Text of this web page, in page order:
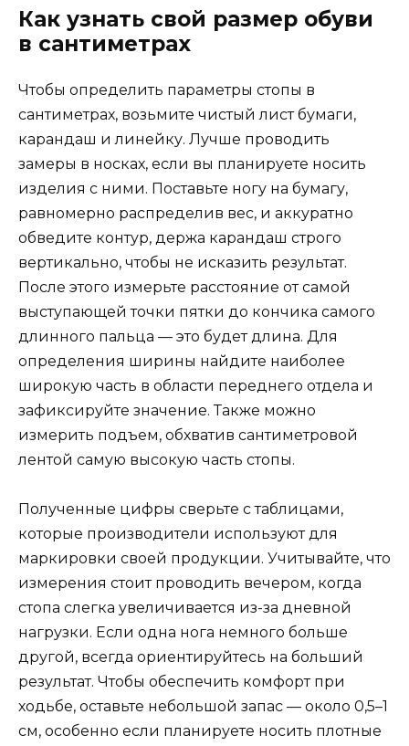
Как узнать свой размер обуви
в сантиметрах
Чтобы определить параметры стопы в
сантиметрах, возьмите чистый лист бумаги,
карандаш и линейку. Лучше проводить
замеры в носках, если вы планируете носить
изделия с ними. Поставьте ногу на бумагу,
равномерно распределив вес, и аккуратно
обведите контур, держа карандаш строго
вертикально, чтобы не исказить результат.
После этого измерьте расстояние от самой
выступающей точки пятки до кончика самого
длинного пальца — это будет длина. Для
определения ширины найдите наиболее
широкую часть в области переднего отдела и
зафиксируйте значение. Также можно
измерить подъем, обхватив сантиметровой
лентой самую высокую часть стопы.
Полученные цифры сверьте с таблицами,
которые производители используют для
маркировки своей продукции. Учитывайте, что
измерения стоит проводить вечером, когда
стопа слегка увеличивается из-за дневной
нагрузки. Если одна нога немного больше
другой, всегда ориентируйтесь на больший
результат. Чтобы обеспечить комфорт при
ходьбе, оставьте небольшой запас — около 0,5–1
см, особенно если планируете носить плотные